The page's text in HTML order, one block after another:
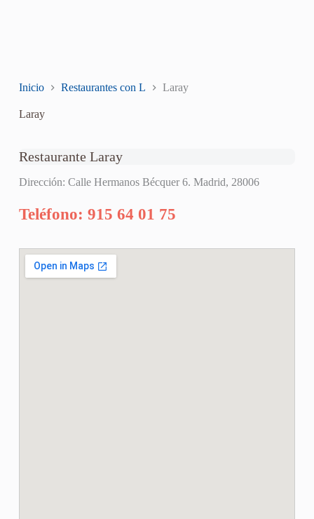
Inicio Restaurantes con L Laray
Laray
Restaurante Laray
Dirección: Calle Hermanos Bécquer 6. Madrid, 28006
Teléfono: 915 64 01 75